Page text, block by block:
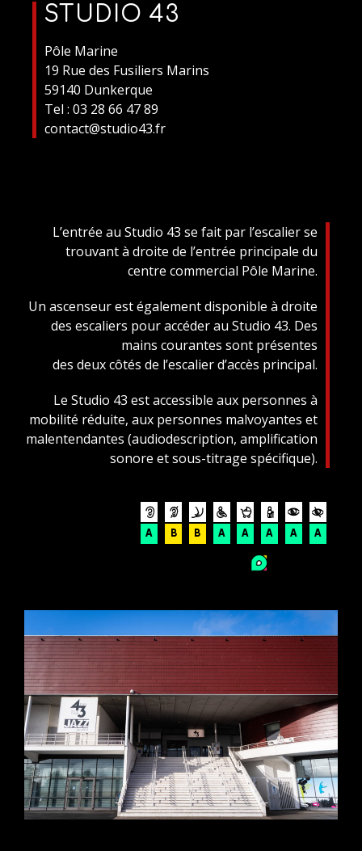
STUDIO 43
Pôle Marine
19 Rue des Fusiliers Marins
59140 Dunkerque
Tel : 03 28 66 47 89
contact@studio43.fr
L’entrée au Studio 43 se fait par l’escalier se
trouvant à droite de l’entrée principale du
centre commercial Pôle Marine.
Un ascenseur est également disponible à droite
des escaliers pour accéder au Studio 43. Des
mains courantes sont présentes
des deux côtés de l’escalier d’accès principal.
Le Studio 43 est accessible aux personnes à
mobilité réduite, aux personnes malvoyantes et
malentendantes (audiodescription, amplification
sonore et sous-titrage spécifique).